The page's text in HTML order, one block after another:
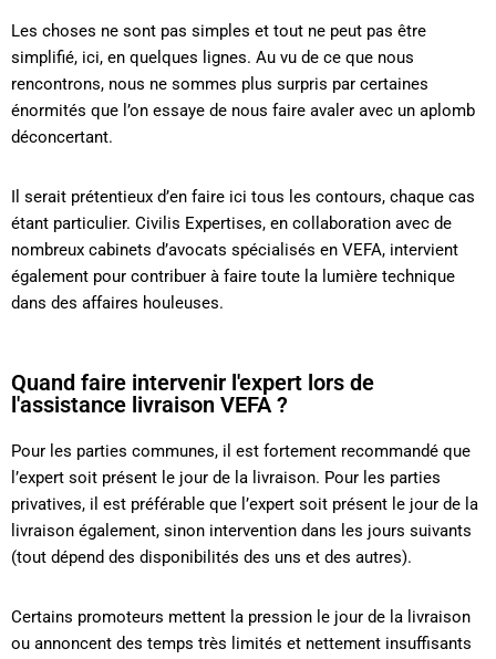
Les choses ne sont pas simples et tout ne peut pas être
simplifié, ici, en quelques lignes. Au vu de ce que nous
rencontrons, nous ne sommes plus surpris par certaines
énormités que l’on essaye de nous faire avaler avec un aplomb
déconcertant.
Il serait prétentieux d’en faire ici tous les contours, chaque cas
étant particulier. Civilis Expertises, en collaboration avec de
nombreux cabinets d’avocats spécialisés en VEFA, intervient
également pour contribuer à faire toute la lumière technique
dans des affaires houleuses.
Quand faire intervenir l'expert lors de
l'assistance livraison VEFA ?
Pour les parties communes, il est fortement recommandé que
l’expert soit présent le jour de la livraison. Pour les parties
privatives, il est préférable que l’expert soit présent le jour de la
livraison également, sinon intervention dans les jours suivants
(tout dépend des disponibilités des uns et des autres).
Certains promoteurs mettent la pression le jour de la livraison
ou annoncent des temps très limités et nettement insuffisants